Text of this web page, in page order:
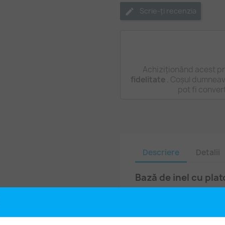
Scrie-ți recenzia
Achiziționând acest
fidelitate . Coșul
pot fi
Descriere Detalii
Bază de inel cu
Bază de inel cu platou
argintiu strălucitor